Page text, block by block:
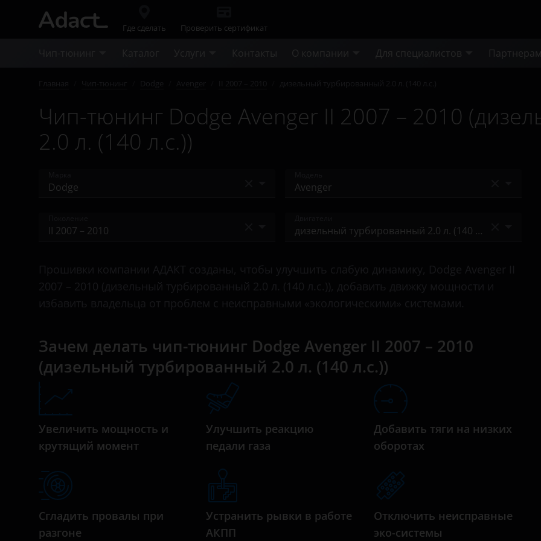
Где сделать Проверить сертификат
Каталог Услуги Контакты О компании Для специалистов Партнерам
Чип-тюнинг Dodge Avenger II 2007 – 2010
2.0 л. (140 л.с.))
Alfa Romeo
Brilliance
BYD
Cadillac
Changan
Chery
Chevrolet
Chrysler
Citroen
Caliber
Journey
Stratus
бензиновый 3.5 л. (238 л.с.)
дизельный турбированный 2.0 л. (140 л.с.)
Зачем делать чип-тюнинг Dodge Avenger II 2007 – 2010
(дизельный турбированный 2.0 л. (140 л.с.))
Увеличить мощность и
крутящий момент
Улучшить реакцию
педали газа
Добавить тяги на низких
оборотах
Сгладить провалы при
разгоне
Устранить рывки в работе
АКПП
Отключить неисправные
эко-системы